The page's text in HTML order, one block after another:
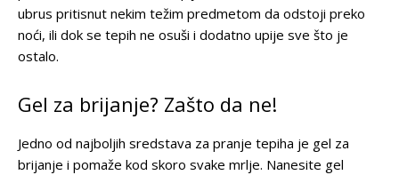
ubrus pritisnut nekim težim predmetom da odstoji preko
noći, ili dok se tepih ne osuši i dodatno upije sve što je
ostalo.
Gel za brijanje? Zašto da ne!
Jedno od najboljih sredstava za pranje tepiha je gel za
brijanje i pomaže kod skoro svake mrlje. Nanesite gel